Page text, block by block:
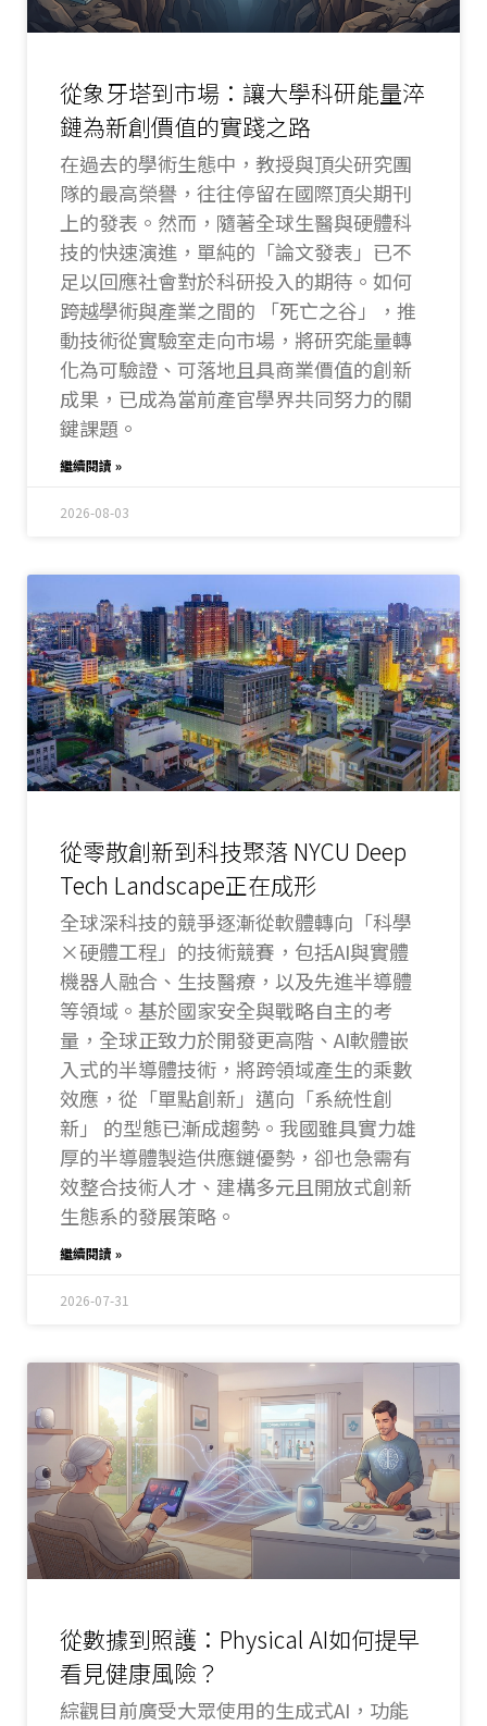
從象牙塔到市場：讓大學科研能量淬
鏈為新創價值的實踐之路
在過去的學術生態中，教授與頂尖研究團
隊的最高榮譽，往往停留在國際頂尖期刊
上的發表。然而，隨著全球生醫與硬體科
技的快速演進，單純的「論文發表」已不
足以回應社會對於科研投入的期待。如何
跨越學術與產業之間的 「死亡之谷」，推
動技術從實驗室走向市場，將研究能量轉
化為可驗證、可落地且具商業價值的創新
成果，已成為當前產官學界共同努力的關
鍵課題。
繼續閱讀 »
2026-08-03
從零散創新到科技聚落 NYCU Deep
Tech Landscape正在成形
全球深科技的競爭逐漸從軟體轉向「科學
×硬體工程」的技術競賽，包括AI與實體
機器人融合、生技醫療，以及先進半導體
等領域。基於國家安全與戰略自主的考
量，全球正致力於開發更高階、AI軟體嵌
入式的半導體技術，將跨領域產生的乘數
效應，從「單點創新」邁向「系統性創
新」 的型態已漸成趨勢。我國雖具實力雄
厚的半導體製造供應鏈優勢，卻也急需有
效整合技術人才、建構多元且開放式創新
生態系的發展策略。
繼續閱讀 »
2026-07-31
從數據到照護：Physical AI如何提早
看見健康風險？
綜觀目前廣受大眾使用的生成式AI，功能